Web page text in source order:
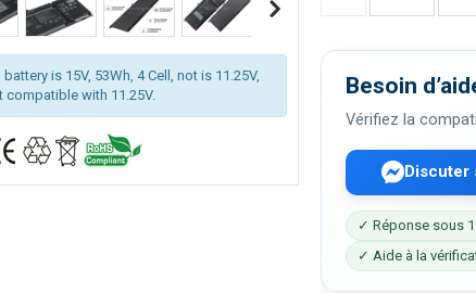
is 15V, 53Wh, 4 Cell, not is 11.25V,
compatible with 11.25V.
Besoin
Vérifiez la
Discuter
✓ Réponse sous
✓ Aide à la